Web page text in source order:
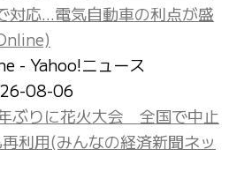
対応…電気自動車の利点が盛
- Yahoo!ニュース
08-06
ぶりに花火大会 全国で中止
利用(みんなの経済新聞ネッ